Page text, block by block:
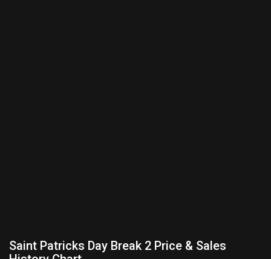
Saint Patricks Day Break 2 Price & Sales